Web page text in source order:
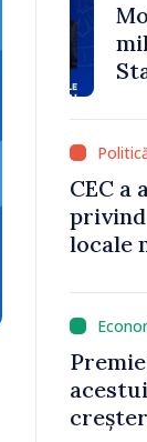
Statul
va
CEC
locale